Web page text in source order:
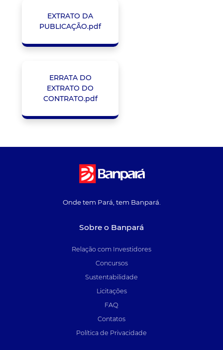
EXTRATO DA
PUBLICAÇÃO.pdf
ERRATA DO
EXTRATO DO
CONTRATO.pdf
Onde tem Pará, tem Banpará.
Sobre o Banpará
Relação com Investidores
Concursos
Sustentabilidade
Licitações
FAQ
Contatos
Política de Privacidade